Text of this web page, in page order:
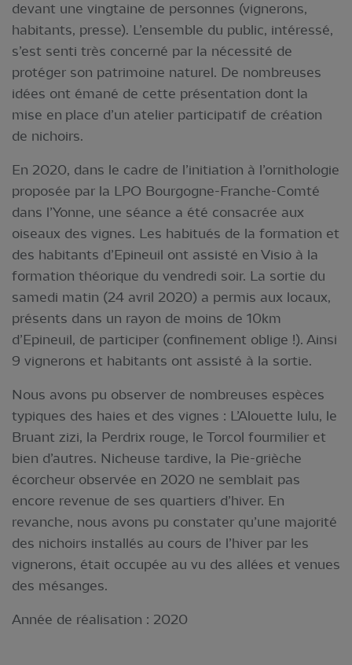
devant une vingtaine de personnes (vignerons,
habitants, presse). L’ensemble du public, intéressé,
s’est senti très concerné par la nécessité de
protéger son patrimoine naturel. De nombreuses
idées ont émané de cette présentation dont la
mise en place d’un atelier participatif de création
de nichoirs.
En 2020, dans le cadre de l’initiation à l’ornithologie
proposée par la LPO Bourgogne-Franche-Comté
dans l’Yonne, une séance a été consacrée aux
oiseaux des vignes. Les habitués de la formation et
des habitants d’Epineuil ont assisté en Visio à la
formation théorique du vendredi soir. La sortie du
samedi matin (24 avril 2020) a permis aux locaux,
présents dans un rayon de moins de 10km
d’Epineuil, de participer (confinement oblige !). Ainsi
9 vignerons et habitants ont assisté à la sortie.
Nous avons pu observer de nombreuses espèces
typiques des haies et des vignes : L’Alouette lulu, le
Bruant zizi, la Perdrix rouge, le Torcol fourmilier et
bien d’autres. Nicheuse tardive, la Pie-grièche
écorcheur observée en 2020 ne semblait pas
encore revenue de ses quartiers d’hiver. En
revanche, nous avons pu constater qu’une majorité
des nichoirs installés au cours de l’hiver par les
vignerons, était occupée au vu des allées et venues
des mésanges.
Année de réalisation : 2020